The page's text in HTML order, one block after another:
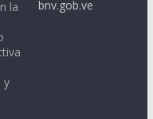
la
y
bnv.gob.ve